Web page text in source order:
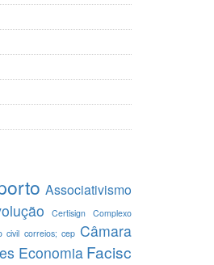
Associativismo
Certisign Complexo
civil correios; cep Câmara
Economia Facisc